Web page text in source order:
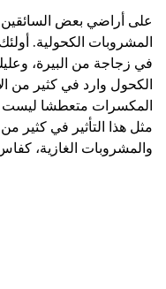
على أراضي بعض
المشروبات الكحولية.
في زجاجة من البيرة،
الكحول وارد في كثير من
المكسرات متعطشا ليست
مثل هذا التأثير في كثير
والمشروبات الغازية،